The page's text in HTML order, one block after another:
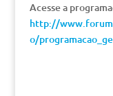
Acesse a
http://
o/